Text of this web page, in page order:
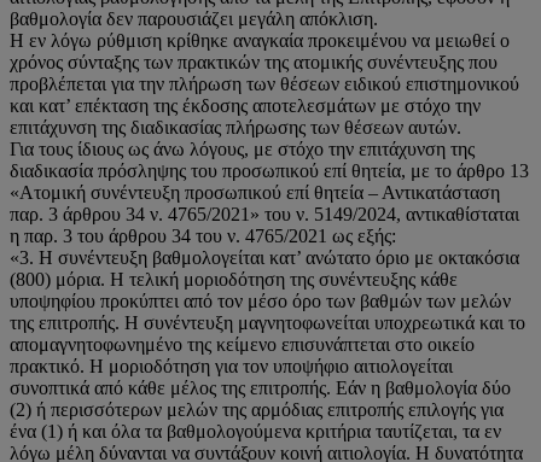
βαθμολογία δεν παρουσιάζει μεγάλη απόκλιση.
Η εν λόγω ρύθμιση κρίθηκε αναγκαία προκειμένου να μειωθεί ο
χρόνος σύνταξης των πρακτικών της ατομικής συνέντευξης που
προβλέπεται για την πλήρωση των θέσεων ειδικού επιστημονικού
και κατ’ επέκταση της έκδοσης αποτελεσμάτων με στόχο την
επιτάχυνση της διαδικασίας πλήρωσης των θέσεων αυτών.
Για τους ίδιους ως άνω λόγους, με στόχο την επιτάχυνση της
διαδικασία πρόσληψης του προσωπικού επί θητεία, με το άρθρο 13
«Ατομική συνέντευξη προσωπικού επί θητεία – Αντικατάσταση
παρ. 3 άρθρου 34 ν. 4765/2021» του ν. 5149/2024, αντικαθίσταται
η παρ. 3 του άρθρου 34 του ν. 4765/2021 ως εξής:
«3. Η συνέντευξη βαθμολογείται κατ’ ανώτατο όριο με οκτακόσια
(800) μόρια. Η τελική μοριοδότηση της συνέντευξης κάθε
υποψηφίου προκύπτει από τον μέσο όρο των βαθμών των μελών
της επιτροπής. H συνέντευξη μαγνητοφωνείται υποχρεωτικά και το
απομαγνητοφωνημένο της κείμενο επισυνάπτεται στο οικείο
πρακτικό. Η μοριοδότηση για τον υποψήφιο αιτιολογείται
συνοπτικά από κάθε μέλος της επιτροπής. Εάν η βαθμολογία δύο
(2) ή περισσότερων μελών της αρμόδιας επιτροπής επιλογής για
ένα (1) ή και όλα τα βαθμολογούμενα κριτήρια ταυτίζεται, τα εν
λόγω μέλη δύνανται να συντάξουν κοινή αιτιολογία. Η δυνατότητα